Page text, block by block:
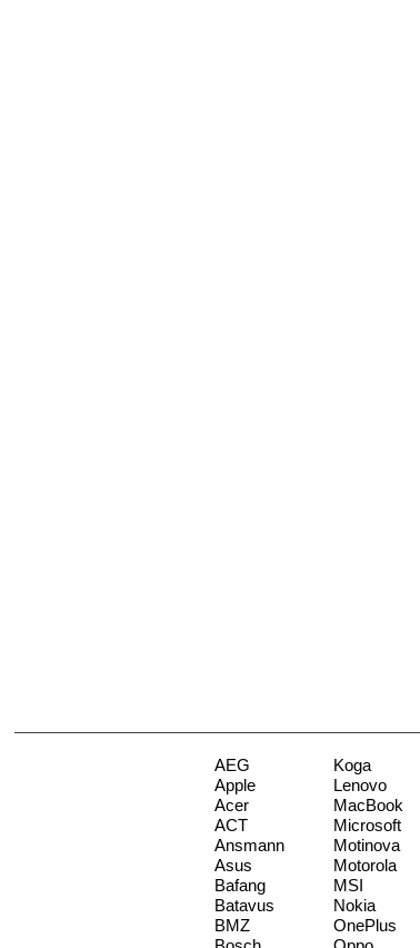
AEG
Apple
Acer
ACT
Ansmann
Asus
Bafang
Batavus
BMZ
Koga
Lenovo
MacBook
Microsoft
Motinova
Motorola
MSI
Nokia
OnePlus